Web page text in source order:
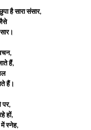
है सारा संसार,
हैं,
हैं।
पर,
हों,
में स्नेह,